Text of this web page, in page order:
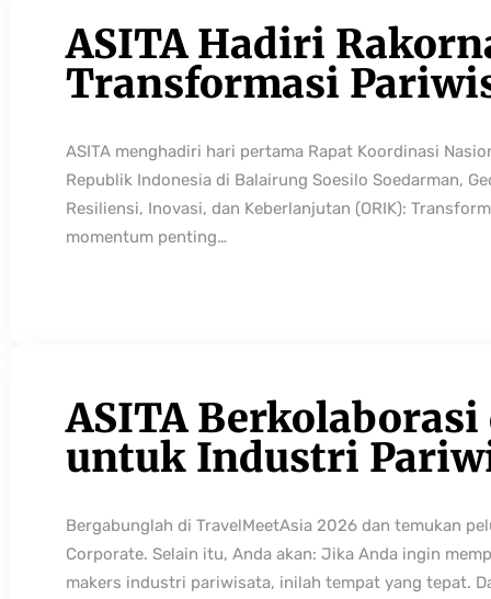
ASITA Hadiri
Transformasi
ASITA menghadiri hari pertama Rapat Koordinasi
Republik Indonesia di Balairung Soesilo Soedarman,
Resiliensi, Inovasi, dan Keberlanjutan (ORIK):
momentum penting…
ASITA
untuk Industri
Bergabunglah di TravelMeetAsia 2026 dan temukan
Corporate. Selain itu, Anda akan: Jika Anda ingin
makers industri pariwisata, inilah tempat yang tepat.